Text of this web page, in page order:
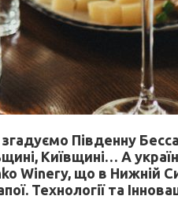
Південну
Київщині… А
Winery, що в Нижній
Технології та